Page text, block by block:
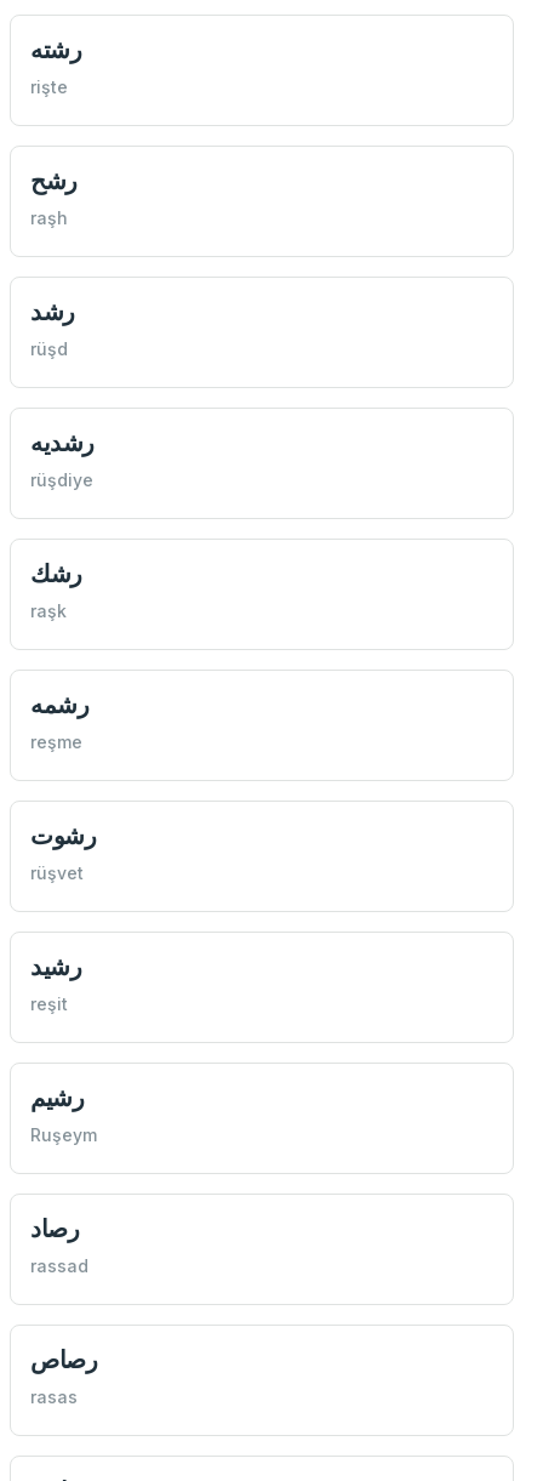
رشته
rişte
رشح
raşh
رشد
rüşd
رشديه
rüşdiye
رشك
raşk
رشمه
reşme
رشوت
rüşvet
رشيد
reşit
رشيم
Ruşeym
رصاد
rassad
رصاص
rasas